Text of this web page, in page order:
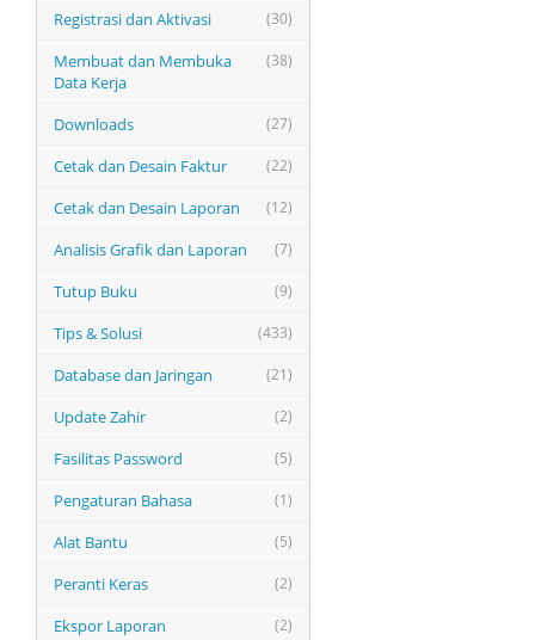
(30)
Registrasi dan Aktivasi
(38)
Membuat dan Membuka
Data Kerja
(27)
Downloads
(22)
Cetak dan Desain Faktur
(12)
Cetak dan Desain Laporan
(7)
Analisis Grafik dan Laporan
(9)
Tutup Buku
(433)
Tips & Solusi
(21)
Database dan Jaringan
(2)
Update Zahir
(5)
Fasilitas Password
(1)
Pengaturan Bahasa
(5)
Alat Bantu
(2)
Peranti Keras
(2)
Ekspor Laporan